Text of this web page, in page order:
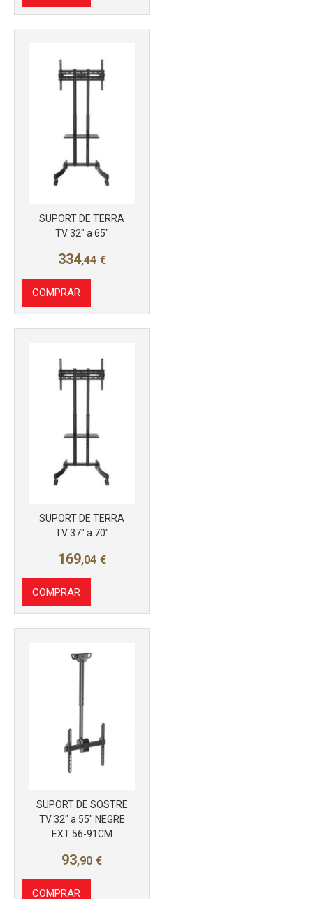
SUPORT DE TERRA
TV 32" a 65"
334,44 €
COMPRAR
SUPORT DE TERRA
TV 37" a 70"
169,04 €
COMPRAR
Más info
SUPORT DE SOSTRE
TV 32" a 55" NEGRE
EXT:56-91CM
93,90 €
COMPRAR
Más info
Más info